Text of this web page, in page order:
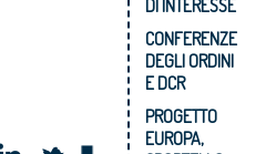
DI INTERESSE
CONFERENZE
DEGLI ORDINI
E DCR
PROGETTO
EUROPA,